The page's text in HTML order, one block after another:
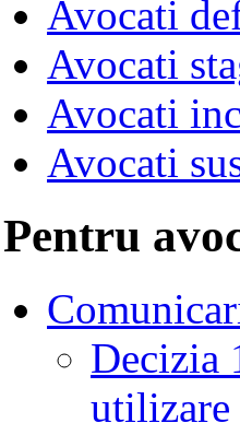
Avocati
Avocati
Avocati
Avocati
Pentru
Decizia